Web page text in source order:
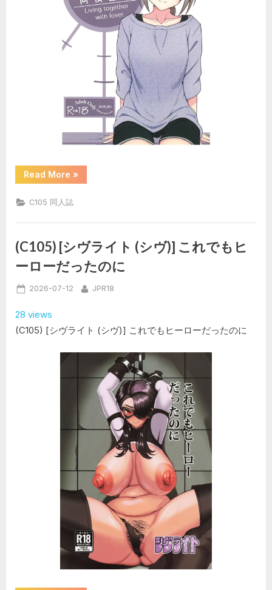
Read More “(C105)
[J.S.Animation]
輩
M200
同
生
活”
»
C105 同人誌
(C105) [シヴライト (シヴ)] これでもヒ
ーローだったのに
Posted
2026-07-12 By
JPR18
28 views
(C105) [シヴライト (シヴ)] これでもヒーローだったのに